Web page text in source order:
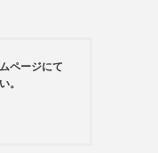
ページにて
。